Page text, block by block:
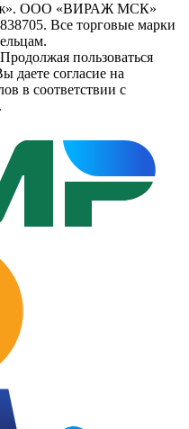
ООО «ВИРАЖ МСК»
Все торговые марки
пользоваться
даете согласие на
в соответствии с
.